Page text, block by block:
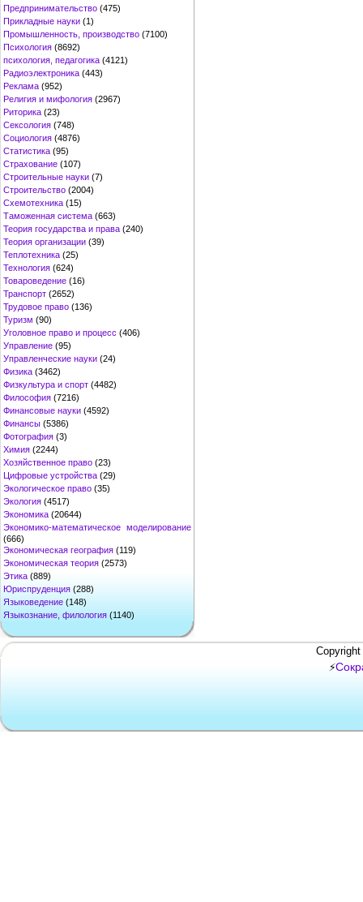
Предпринимательство (475)
Прикладные науки (1)
Промышленность, производство (7100)
Психология (8692)
психология, педагогика (4121)
Радиоэлектроника (443)
Реклама (952)
Религия и мифология (2967)
Риторика (23)
Сексология (748)
Социология (4876)
Статистика (95)
Страхование (107)
Строительные науки (7)
Строительство (2004)
Схемотехника (15)
Таможенная система (663)
Теория государства и права (240)
Теория организации (39)
Теплотехника (25)
Технология (624)
Товароведение (16)
Транспорт (2652)
Трудовое право (136)
Туризм (90)
Уголовное право и процесс (406)
Управление (95)
Управленческие науки (24)
Физика (3462)
Физкультура и спорт (4482)
Философия (7216)
Финансовые науки (4592)
Финансы (5386)
Фотография (3)
Химия (2244)
Хозяйственное право (23)
Цифровые устройства (29)
Экологическое право (35)
Экология (4517)
Экономика (20644)
Экономико-математическое моделирование
(666)
Экономическая география (119)
Экономическая теория (2573)
Этика (889)
Юриспруденция (288)
Языковедение (148)
Языкознание, филология (1140)
⚡